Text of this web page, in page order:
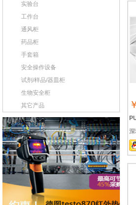
深
实验台
工作台
通风柜
药品柜
手套箱
安全操作设备
试剂/样品/器皿柜
生物安全柜
其它产品